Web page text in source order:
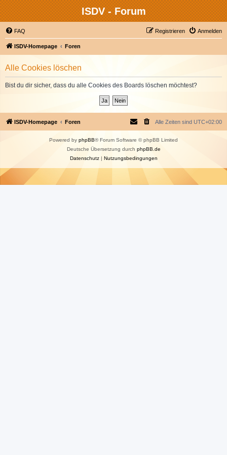
ISDV - Forum
FAQ Anmelden
Registrieren
ISDV-Homepage Foren
Alle Cookies löschen
Bist du dir sicher, dass du alle Cookies des Boards löschen möchtest?
ISDV-Homepage Foren Alle Zeiten sind UTC+02:00
Powered by phpBB® Forum Software © phpBB Limited
Deutsche Übersetzung durch phpBB.de
Datenschutz| Nutzungsbedingungen